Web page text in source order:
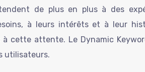
de plus en plus à des
à leurs intérêts et à leur
à cette attente. Le Dynamic
utilisateurs.